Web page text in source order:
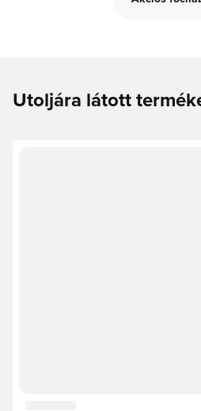
Utoljára látott